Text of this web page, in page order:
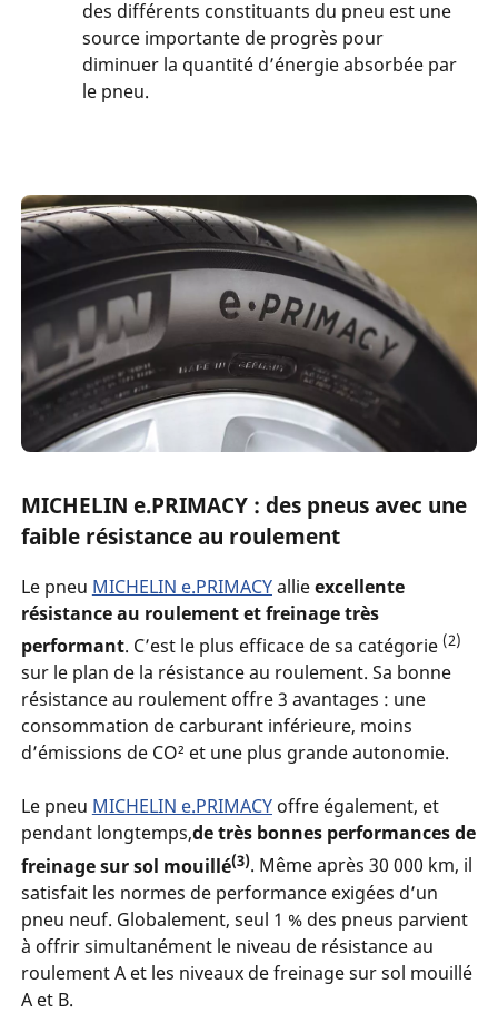
des différents constituants du pneu est une
source importante de progrès pour
diminuer la quantité d’énergie absorbée par
le pneu.
MICHELIN e.PRIMACY : des pneus avec une
faible résistance au roulement
Le pneu MICHELIN e.PRIMACYallieexcellente
résistance au roulement et freinage très
performant. C’est le plus efficace de sa catégorie (2)
sur le plan de la résistance au roulement. Sa bonne
résistance au roulement offre 3 avantages : une
consommation de carburant inférieure, moins
d’émissions de CO² et une plus grande autonomie.
Le pneu MICHELIN e.PRIMACYoffre également, et
pendant longtemps,de très bonnes performances de
freinage sur sol mouillé(3). Même après 30 000 km, il
satisfait les normes de performance exigées d’un
pneu neuf. Globalement, seul 1 % des pneus parvient
à offrir simultanément le niveau de résistance au
roulement A et les niveaux de freinage sur sol mouillé
A et B.